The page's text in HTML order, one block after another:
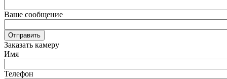
Ваше сообщение
Отправить
Заказать камеру
Имя
Телефон